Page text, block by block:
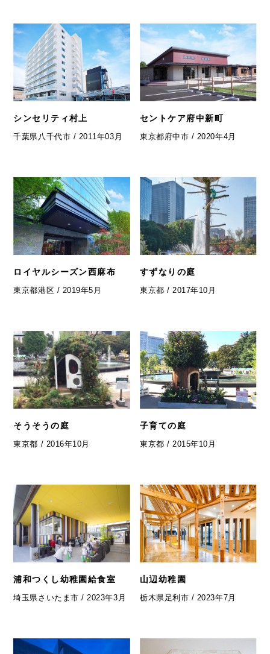
シンセリティ村上
千葉県八千代市 / 2011年03月
セントケア府中新町
東京都府中市 / 2020年4月
ロイヤルシーズン西麻布
東京都港区 / 2019年5月
すずなりの庭
東京都 / 2017年10月
そうそうの庭
東京都 / 2016年10月
子育ての庭
東京都 / 2015年10月
浦和つくし幼稚園給食室
埼玉県さいたま市 / 2023年3月
山辺幼稚園
栃木県足利市 / 2023年7月